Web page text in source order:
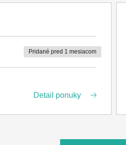
Stavebný (20)
Gastronomický (1)
Potravinársky (15)
Pridané pred 1 mesiacom
Detail ponuky